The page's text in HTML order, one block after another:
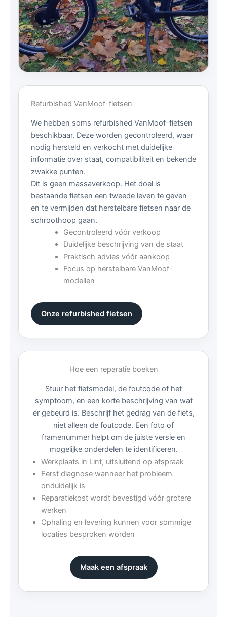
Refurbished VanMoof-fietsen
We hebben soms refurbished VanMoof-fietsen
beschikbaar. Deze worden gecontroleerd, waar
nodig hersteld en verkocht met duidelijke
informatie over staat, compatibiliteit en bekende
zwakke punten.
Dit is geen massaverkoop. Het doel is
bestaande fietsen een tweede leven te geven
en te vermijden dat herstelbare fietsen naar de
schroothoop gaan.
Gecontroleerd vóór verkoop
Duidelijke beschrijving van de staat
Praktisch advies vóór aankoop
Focus op herstelbare VanMoof-
modellen
Onze refurbished fietsen
Hoe een reparatie boeken
Stuur het fietsmodel, de foutcode of het
symptoom, en een korte beschrijving van wat
er gebeurd is. Beschrijf het gedrag van de fiets,
niet alleen de foutcode. Een foto of
framenummer helpt om de juiste versie en
mogelijke onderdelen te identificeren.
Werkplaats in Lint, uitsluitend op afspraak
Eerst diagnose wanneer het probleem
onduidelijk is
Reparatiekost wordt bevestigd vóór grotere
werken
Ophaling en levering kunnen voor sommige
locaties besproken worden
Maak een afspraak